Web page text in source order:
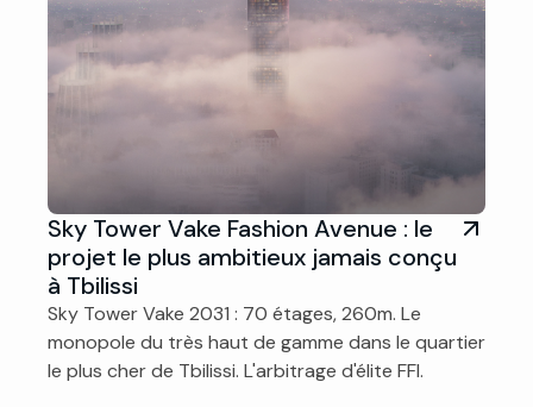
Sky Tower Vake Fashion Avenue : le
projet le plus ambitieux jamais conçu
à Tbilissi
Sky Tower Vake 2031 : 70 étages, 260m. Le
monopole du très haut de gamme dans le quartier
le plus cher de Tbilissi. L'arbitrage d'élite FFI.